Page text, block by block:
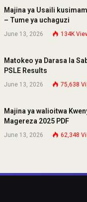
Majina ya Usaili
– Tume ya uchaguzi
June 13, 2026 134K
Matokeo ya Darasa la
PSLE Results
June 13, 2026 75,638
Majina ya walioitwa
Magereza 2025 PDF
June 13, 2026 62,348